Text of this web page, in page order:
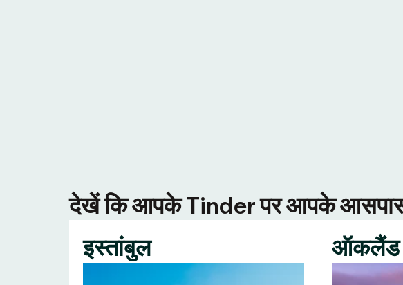
देखें कि आपके Tinder पर आपके आसपास
इस्तांबुल
ऑकलैंड